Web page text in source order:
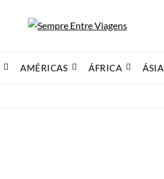
AMÉRICAS ÁFRICA ÁSIA